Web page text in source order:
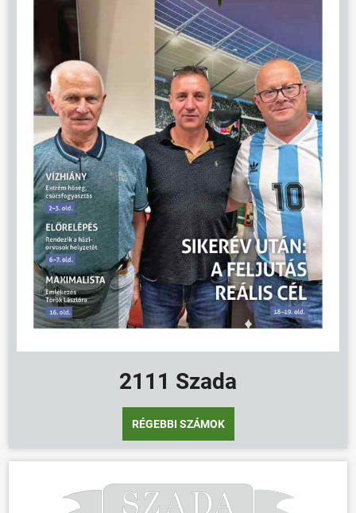
ÖNKORMÁNYZAT
ÜGYINTÉZÉS
KÖZÖSSÉG
VÁLASZTÁSOK
2111 Szada
RÉGEBBI SZÁMOK